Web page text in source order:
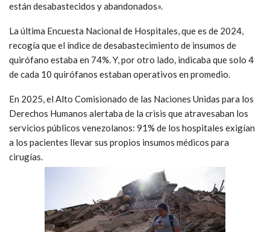
están desabastecidos y abandonados».
La última Encuesta Nacional de Hospitales, que es de 2024,
recogía que el índice de desabastecimiento de insumos de
quirófano estaba en 74%. Y, por otro lado, indicaba que solo 4
de cada 10 quirófanos estaban operativos en promedio.
En 2025, el Alto Comisionado de las Naciones Unidas para los
Derechos Humanos alertaba de la crisis que atravesaban los
servicios públicos venezolanos: 91% de los hospitales exigían
a los pacientes llevar sus propios insumos médicos para
cirugías.